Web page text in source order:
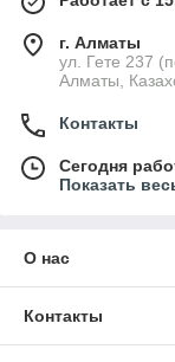
г. Алматы
ул. Гете 237
Алматы,
Контакты
Сегодня
Показать
О нас
Контакты